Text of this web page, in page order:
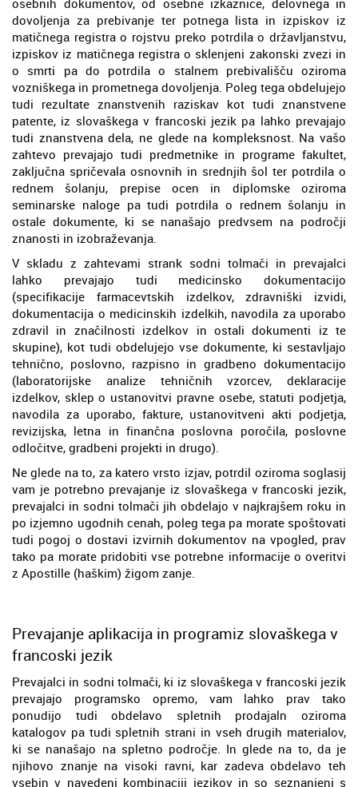
dovoljenja za prebivanje ter potnega lista in izpiskov iz
matičnega registra o rojstvu preko potrdila o državljanstvu,
izpiskov iz matičnega registra o sklenjeni zakonski zvezi in
o smrti pa do potrdila o stalnem prebivališču oziroma
vozniškega in prometnega dovoljenja. Poleg tega obdelujejo
tudi rezultate znanstvenih raziskav kot tudi znanstvene
patente, iz slovaškega v francoski jezik pa lahko prevajajo
tudi znanstvena dela, ne glede na kompleksnost. Na vašo
zahtevo prevajajo tudi predmetnike in programe fakultet,
zaključna spričevala osnovnih in srednjih šol ter potrdila o
rednem šolanju, prepise ocen in diplomske oziroma
seminarske naloge pa tudi potrdila o rednem šolanju in
ostale dokumente, ki se nanašajo predvsem na področji
znanosti in izobraževanja.
V skladu z zahtevami strank sodni tolmači in prevajalci
lahko prevajajo tudi medicinsko dokumentacijo
(specifikacije farmacevtskih izdelkov, zdravniški izvidi,
dokumentacija o medicinskih izdelkih, navodila za uporabo
zdravil in značilnosti izdelkov in ostali dokumenti iz te
skupine), kot tudi obdelujejo vse dokumente, ki sestavljajo
tehnično, poslovno, razpisno in gradbeno dokumentacijo
(laboratorijske analize tehničnih vzorcev, deklaracije
izdelkov, sklep o ustanovitvi pravne osebe, statuti podjetja,
navodila za uporabo, fakture, ustanovitveni akti podjetja,
revizijska, letna in finančna poslovna poročila, poslovne
odločitve, gradbeni projekti in drugo).
Ne glede na to, za katero vrsto izjav, potrdil oziroma soglasij
vam je potrebno prevajanje iz slovaškega v francoski jezik,
prevajalci in sodni tolmači jih obdelajo v najkrajšem roku in
po izjemno ugodnih cenah, poleg tega pa morate spoštovati
tudi pogoj o dostavi izvirnih dokumentov na vpogled, prav
tako pa morate pridobiti vse potrebne informacije o overitvi
z Apostille (haškim) žigom zanje.
Prevajanje aplikacija in programiz slovaškega v
francoski jezik
Prevajalci in sodni tolmači, ki iz slovaškega v francoski jezik
prevajajo programsko opremo, vam lahko prav tako
ponudijo tudi obdelavo spletnih prodajaln oziroma
katalogov pa tudi spletnih strani in vseh drugih materialov,
ki se nanašajo na spletno področje. In glede na to, da je
njihovo znanje na visoki ravni, kar zadeva obdelavo teh
vsebin v navedeni kombinaciji jezikov in so seznanjeni s